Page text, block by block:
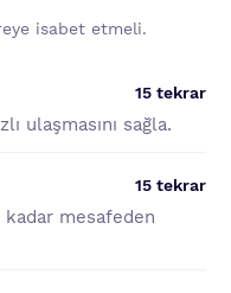
isabet etmeli.
15 tekrar
ulaşmasını sağla.
15 tekrar
kadar mesafeden